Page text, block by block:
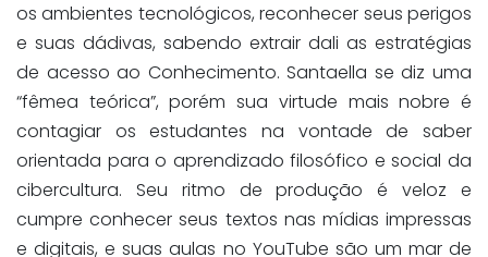
os ambientes tecnológicos, reconhecer seus perigos
e suas dádivas, sabendo extrair dali as estratégias
de acesso ao Conhecimento. Santaella se diz uma
“fêmea teórica”, porém sua virtude mais nobre é
contagiar os estudantes na vontade de saber
orientada para o aprendizado filosófico e social da
cibercultura. Seu ritmo de produção é veloz e
cumpre conhecer seus textos nas mídias impressas
e digitais, e suas aulas no YouTube são um mar de